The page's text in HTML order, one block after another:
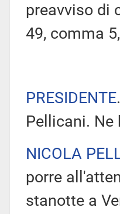
preavviso di
49, comma
PRESIDENTE
Pellicani.
NICOLA
porre
stanotte a